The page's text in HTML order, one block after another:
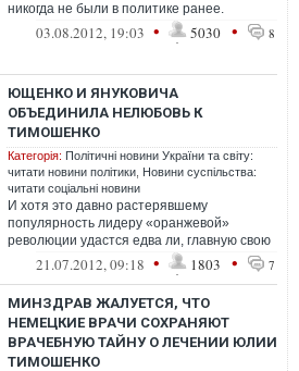
никогда не были в политике ранее.
Наталья — очень целеустремленный
03.08.2012, 19:03 • 5030 • 8
ЮЩЕНКО И ЯНУКОВИЧА
ОБЪЕДИНИЛА НЕЛЮБОВЬ К
ТИМОШЕНКО
Категорія: Політичні новини України та світу:
читати новини політики Новини суспільства:
читати соціальні новини
И хотя это давно растерявшему
популярность лидеру «оранжевой»
революции удастся едва ли, главную свою
задачу – напомнить о политическом
бессилии оппоз...
21.07.2012, 09:18 • 1803 • 7
МИНЗДРАВ ЖАЛУЕТСЯ, ЧТО
НЕМЕЦКИЕ ВРАЧИ СОХРАНЯЮТ
ВРАЧЕБНУЮ ТАЙНУ О ЛЕЧЕНИИ ЮЛИИ
ТИМОШЕНКО